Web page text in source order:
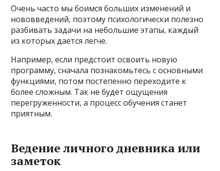
Очень часто мы боимся больших изменений и
нововведений, поэтому психологически полезно
разбивать задачи на небольшие этапы, каждый
из которых дается легче.
Например, если предстоит освоить новую
программу, сначала познакомьтесь с основными
функциями, потом постепенно переходите к
более сложным. Так не будет ощущения
перегруженности, а процесс обучения станет
приятным.
Ведение личного дневника или
заметок